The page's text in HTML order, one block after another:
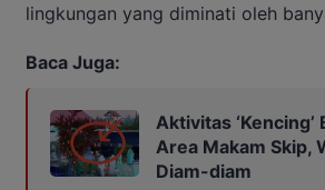
lingkungan yang diminati oleh
Baca Juga:
Aktivitas
Area Makam Skip,
Diam-diam